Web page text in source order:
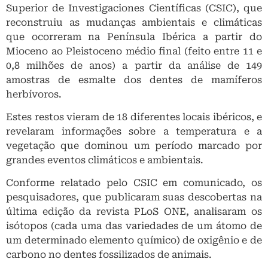
Superior de Investigaciones Científicas (CSIC), que
reconstruiu as mudanças ambientais e climáticas
que ocorreram na Península Ibérica a partir do
Mioceno ao Pleistoceno médio final (feito entre 11 e
0,8 milhões de anos) a partir da análise de 149
amostras de esmalte dos dentes de mamíferos
herbívoros.
Estes restos vieram de 18 diferentes locais ibéricos, e
revelaram informações sobre a temperatura e a
vegetação que dominou um período marcado por
grandes eventos climáticos e ambientais.
Conforme relatado pelo CSIC em comunicado, os
pesquisadores, que publicaram suas descobertas na
última edição da revista PLoS ONE, analisaram os
isótopos (cada uma das variedades de um átomo de
um determinado elemento químico) de oxigênio e de
carbono no dentes fossilizados de animais.